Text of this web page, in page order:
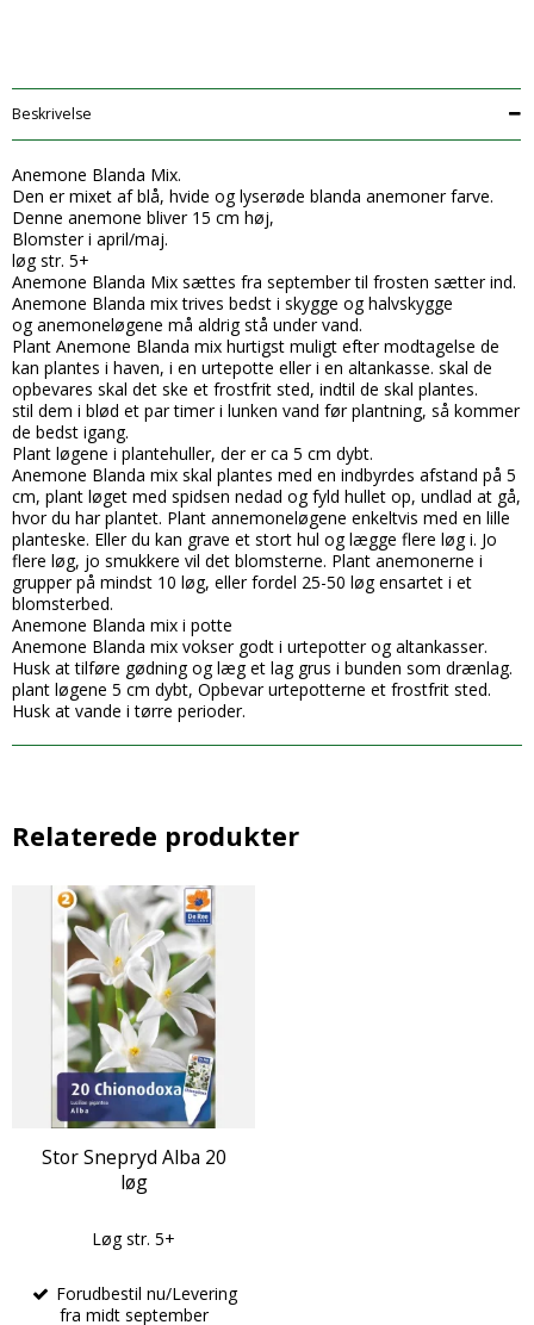
Beskrivelse
Anemone Blanda Mix.
Den er mixet af blå, hvide og lyserøde blanda anemoner farve.
Denne anemone bliver 15 cm høj,
Blomster i april/maj.
løg str. 5+
Anemone Blanda Mix sættes fra september til frosten sætter ind.
Anemone Blanda mix trives bedst i skygge og halvskygge
og anemoneløgene må aldrig stå under vand.
Plant Anemone Blanda mix hurtigst muligt efter modtagelse de
kan plantes i haven, i en urtepotte eller i en altankasse. skal de
opbevares skal det ske et frostfrit sted, indtil de skal plantes.
stil dem i blød et par timer i lunken vand før plantning, så kommer
de bedst igang.
Plant løgene i plantehuller, der er ca 5 cm dybt.
Anemone Blanda mix skal plantes med en indbyrdes afstand på 5
cm, plant løget med spidsen nedad og fyld hullet op, undlad at gå,
hvor du har plantet. Plant annemoneløgene enkeltvis med en lille
planteske. Eller du kan grave et stort hul og lægge flere løg i. Jo
flere løg, jo smukkere vil det blomsterne. Plant anemonerne i
grupper på mindst 10 løg, eller fordel 25-50 løg ensartet i et
blomsterbed.
Anemone Blanda mix i potte
Anemone Blanda mix vokser godt i urtepotter og altankasser.
Husk at tilføre gødning og læg et lag grus i bunden som drænlag.
plant løgene 5 cm dybt, Opbevar urtepotterne et frostfrit sted.
Husk at vande i tørre perioder.
Relaterede produkter
Stor Snepryd Alba 20
løg
Løg str. 5+
Forudbestil nu/Levering
fra midt september